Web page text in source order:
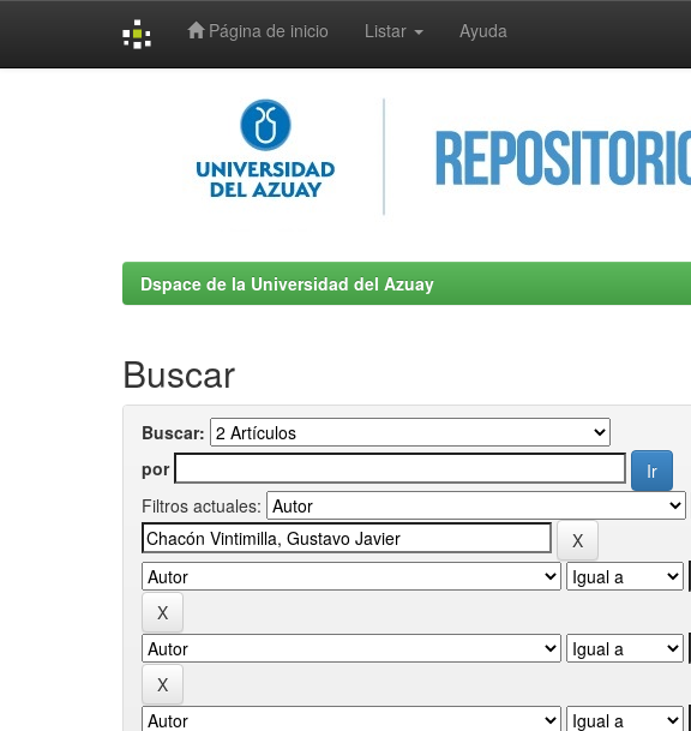
Página de inicio Listar Ayuda
Dspace de la Universidad del Azuay
Buscar
Buscar:
por
Filtros actuales: